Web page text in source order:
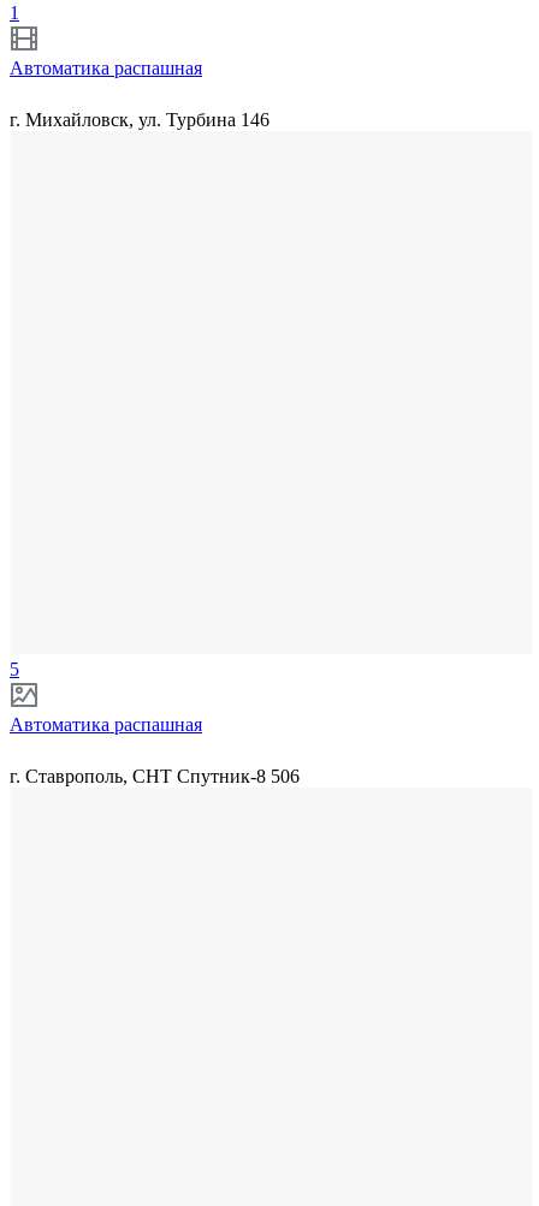
1
Автоматика распашная
г. Михайловск, ул. Турбина 146
5
Автоматика распашная
г. Ставрополь, СНТ Спутник-8 506